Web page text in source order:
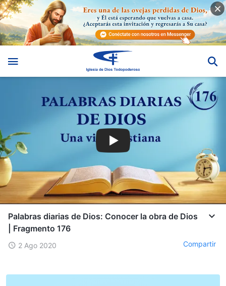
Palabras diarias de Dios: Conocer la obra de Dios
| Fragmento 176
2 Ago 2020 Compartir